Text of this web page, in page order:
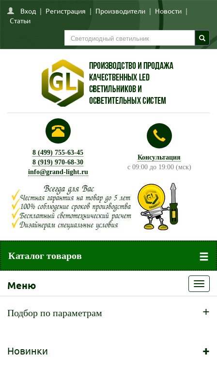
Вход | Регистрация | Производители | Новости |
Статьи
8 (499) 755-63-45
8 (919) 970-68-30
info@grand-light.ru
Консультация
с 09:00 до 19:00 (мск)
Каталог товаров
Меню
Подбор по параметрам +
Новинки +